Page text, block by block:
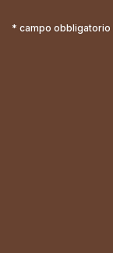
* campo obbligatorio